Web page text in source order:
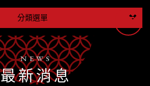
分類選單
NEWS
最新消息